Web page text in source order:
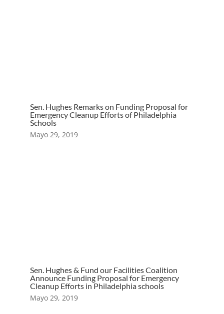
Sen. Hughes Remarks on Funding Proposal for
Emergency Cleanup Efforts of Philadelphia
Schools
Mayo 29, 2019
Sen. Hughes & Fund our Facilities Coalition
Announce Funding Proposal for Emergency
Cleanup Efforts in Philadelphia schools
Mayo 29, 2019